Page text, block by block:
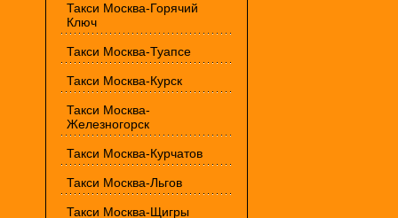
Такси Москва-Горячий
Ключ
Такси Москва-Туапсе
Такси Москва-Курск
Такси Москва-
Железногорск
Такси Москва-Курчатов
Такси Москва-Льгов
Такси Москва-Щигры